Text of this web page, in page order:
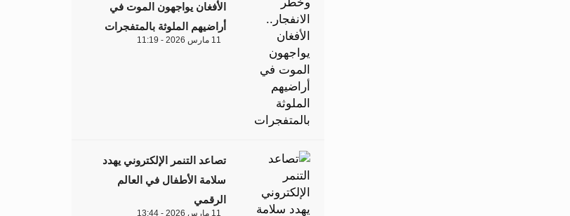
الأفغان يواجهون الموت في
أراضيهم الملوثة بالمتفجرات
11 مارس 2026 - 11:19
تصاعد التنمر الإلكتروني يهدد
سلامة الأطفال في العالم
الرقمي
11 مارس 2026 - 13:44